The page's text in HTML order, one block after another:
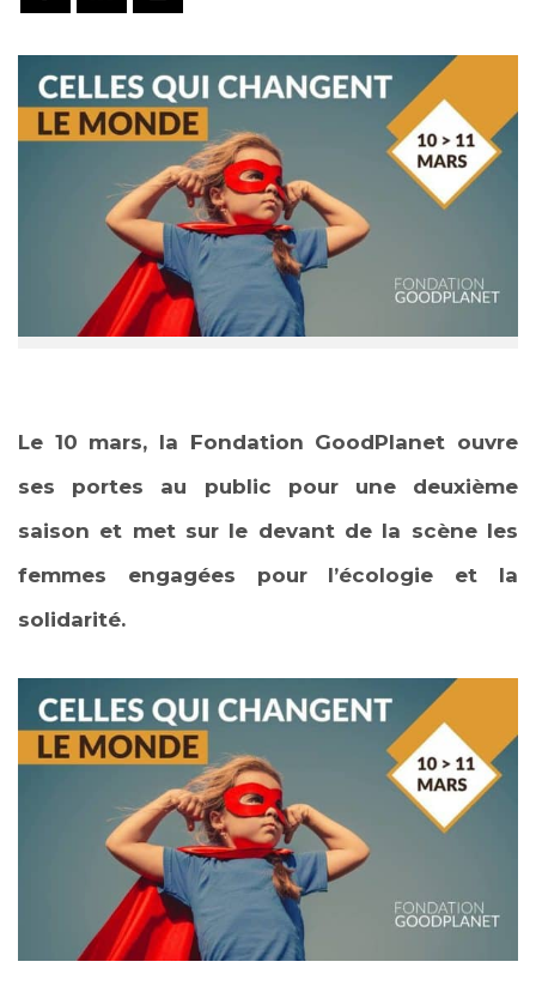
Le 10 mars, la Fondation GoodPlanet ouvre
ses portes au public pour une deuxième
saison et met sur le devant de la scène les
femmes engagées pour l’écologie et la
solidarité.